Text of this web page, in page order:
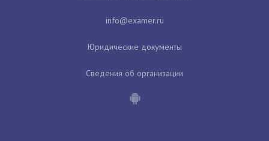
Юридические документы
Сведения об организации